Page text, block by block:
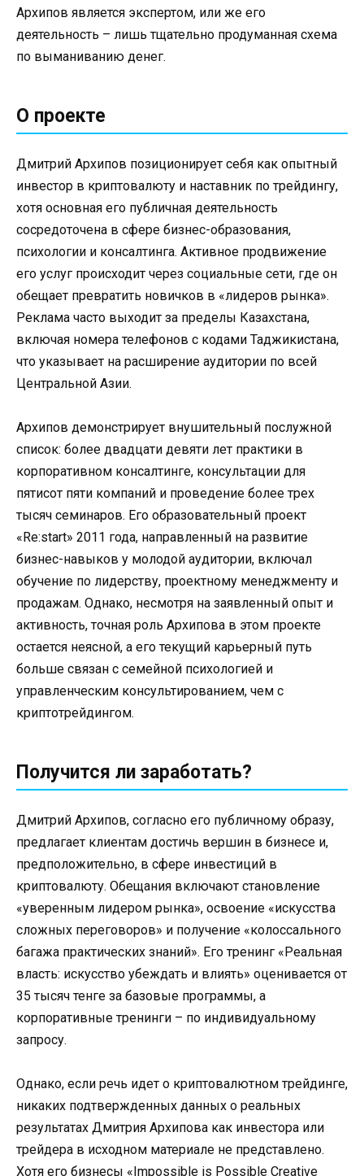
Архипов является экспертом, или же его
деятельность – лишь тщательно продуманная схема
по выманиванию денег.
О проекте
Дмитрий Архипов позиционирует себя как опытный
инвестор в криптовалюту и наставник по трейдингу,
хотя основная его публичная деятельность
сосредоточена в сфере бизнес-образования,
психологии и консалтинга. Активное продвижение
его услуг происходит через социальные сети, где он
обещает превратить новичков в «лидеров рынка».
Реклама часто выходит за пределы Казахстана,
включая номера телефонов с кодами Таджикистана,
что указывает на расширение аудитории по всей
Центральной Азии.
Архипов демонстрирует внушительный послужной
список: более двадцати девяти лет практики в
корпоративном консалтинге, консультации для
пятисот пяти компаний и проведение более трех
тысяч семинаров. Его образовательный проект
«Re:start» 2011 года, направленный на развитие
бизнес-навыков у молодой аудитории, включал
обучение по лидерству, проектному менеджменту и
продажам. Однако, несмотря на заявленный опыт и
активность, точная роль Архипова в этом проекте
остается неясной, а его текущий карьерный путь
больше связан с семейной психологией и
управленческим консультированием, чем с
криптотрейдингом.
Получится ли заработать?
Дмитрий Архипов, согласно его публичному образу,
предлагает клиентам достичь вершин в бизнесе и,
предположительно, в сфере инвестиций в
криптовалюту. Обещания включают становление
«уверенным лидером рынка», освоение «искусства
сложных переговоров» и получение «колоссального
багажа практических знаний». Его тренинг «Реальная
власть: искусство убеждать и влиять» оценивается от
35 тысяч тенге за базовые программы, а
корпоративные тренинги – по индивидуальному
запросу.
Однако, если речь идет о криптовалютном трейдинге,
никаких подтвержденных данных о реальных
результатах Дмитрия Архипова как инвестора или
трейдера в исходном материале не представлено.
Хотя его бизнесы «Impossible is Possible Creative